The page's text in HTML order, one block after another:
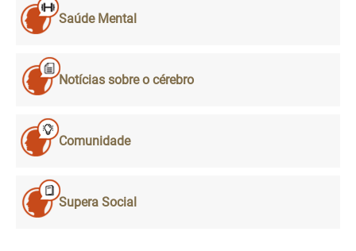
Saúde Mental
Notícias sobre o cérebro
Comunidade
Supera Social